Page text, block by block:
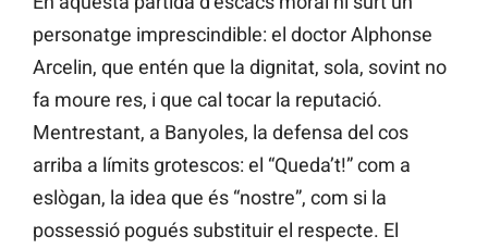
personatge imprescindible: el doctor Alphonse
Arcelin, que entén que la dignitat, sola, sovint no
fa moure res, i que cal tocar la reputació.
Mentrestant, a Banyoles, la defensa del cos
arriba a límits grotescos: el “Queda’t!” com a
eslògan, la idea que és “nostre”, com si la
possessió pogués substituir el respecte. El